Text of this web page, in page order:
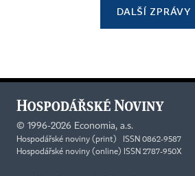
DALŠÍ ZPRÁVY
© 1996-2026 Economia, a.s.
Hospodářské noviny (print) ISSN 0862-9587
Hospodářské noviny (online) ISSN 2787-950X